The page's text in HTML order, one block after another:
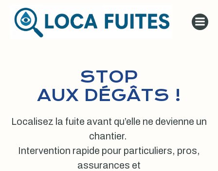
au
contenu
STOP
AUX DÉGÂTS !
Localisez la fuite avant qu’elle ne devienne un
chantier.
Intervention rapide pour particuliers, pros,
assurances et